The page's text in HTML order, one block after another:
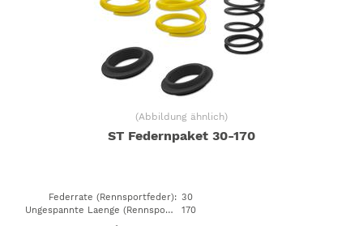
(Abbildung ähnlich)
ST Federnpaket 30-170
Federrate (Rennsportfeder): 30
Ungespannte Laenge (Rennsportfeder)
170